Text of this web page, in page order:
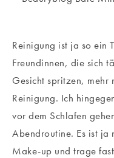
Reinigung ist ja so ein
Freundinnen, die sich
Gesicht spritzen, mehr
Reinigung. Ich
vor dem Schlafen
Abendroutine. Es ist ja
Make-up und trage